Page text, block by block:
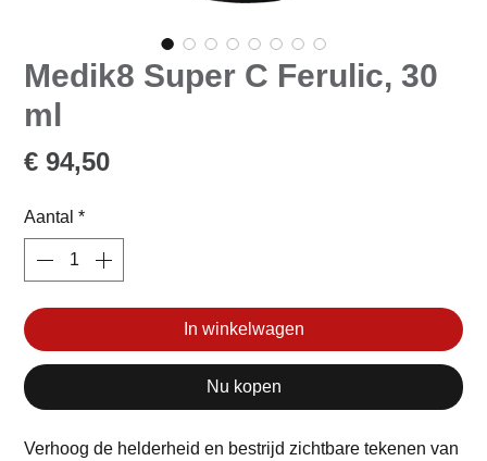
Medik8 Super C Ferulic, 30
ml
€ 94,50Prijs
Aantal *
In winkelwagen
Nu kopen
Verhoog de helderheid en bestrijd zichtbare tekenen van